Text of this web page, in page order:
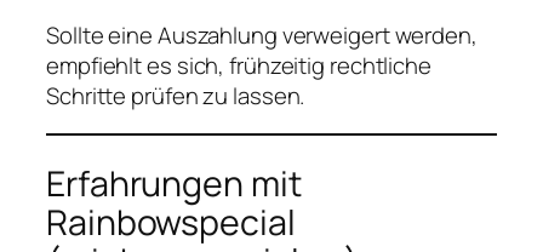
Sollte eine Auszahlung verweigert werden,
empfiehlt es sich, frühzeitig rechtliche
Schritte prüfen zu lassen.
Erfahrungen mit
Rainbowspecial